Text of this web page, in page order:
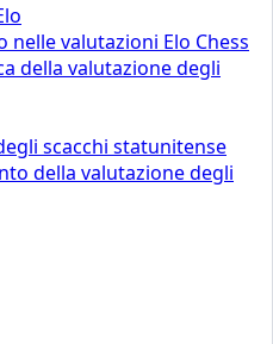
valutazioni Elo Chess
della valutazione degli
scacchi statunitense
della valutazione degli